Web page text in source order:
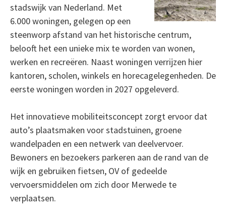
stadswijk van Nederland. Met
6.000 woningen, gelegen op een
steenworp afstand van het historische centrum,
belooft het een unieke mix te worden van wonen,
werken en recreëren. Naast woningen verrijzen hier
kantoren, scholen, winkels en horecagelegenheden. De
eerste woningen worden in 2027 opgeleverd.
Het innovatieve mobiliteitsconcept zorgt ervoor dat
auto’s plaatsmaken voor stadstuinen, groene
wandelpaden en een netwerk van deelvervoer.
Bewoners en bezoekers parkeren aan de rand van de
wijk en gebruiken fietsen, OV of gedeelde
vervoersmiddelen om zich door Merwede te
verplaatsen.